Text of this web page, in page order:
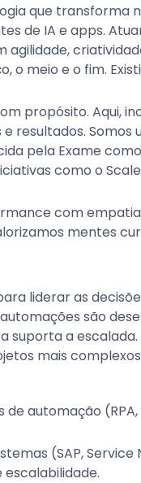
que transforma
de IA e apps.
agilidade,
o meio e o fim.
propósito. Aqui,
resultados.
pela Exame
como o
com
mentes
liderar as
são
suporta a
mais complexos
automação
(SAP, Service